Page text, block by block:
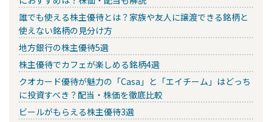
誰でも使える株主優待とは？家族や友人に譲渡できる銘柄と
使えない銘柄の見分け方
地方銀行の株主優待5選
株主優待でカフェが楽しめる銘柄4選
クオカード優待が魅力の「Casa」と「エイチーム」はどっち
に投資すべき？配当・株価を徹底比較
ビールがもらえる株主優待3選